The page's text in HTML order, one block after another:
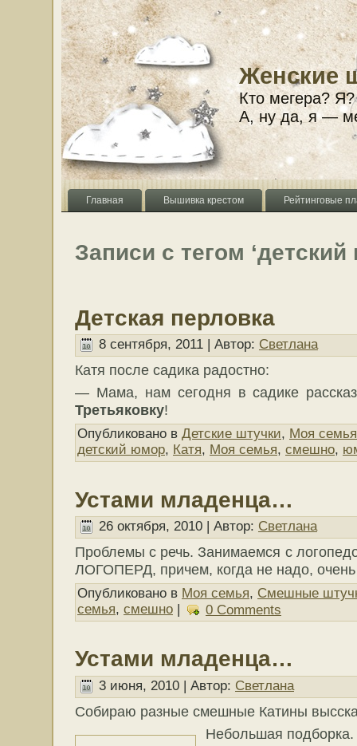
Женские
Кто мегера?
А, ну да, я —
Главная Вышивка крестом Рейтинговые
Записи с тегом
Детская перловка
8 сентября, 2011 | Автор: Светлана
Катя после садика радостно:
— Мама, нам сегодня в садике
Третьяковку!
Опубликовано в Детские штучки, Моя семья
детский юмор, Катя, Моя семья, смешно,
Устами младенца…
26 октября, 2010 | Автор: Светлана
Проблемы с речь. Занимаемся с
ЛОГОПЕРД, причем, когда не надо, очень
Опубликовано в Моя семья, Смешные
семья, смешно 0 Comments
Устами младенца…
3 июня, 2010 | Автор: Светлана
Собираю разные смешные Катины
Небольшая подборка.